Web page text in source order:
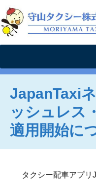
JapanTaxi
ッシュレス
適用開始に
タクシー配車アプリ